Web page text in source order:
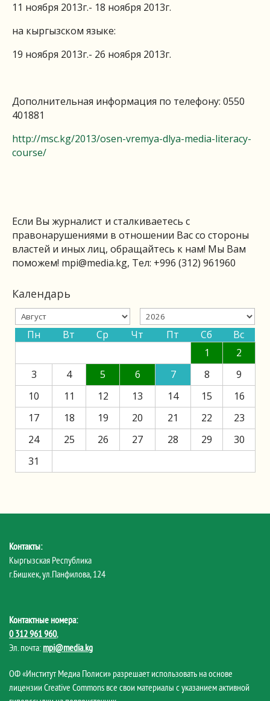
11 ноября 2013г.- 18 ноября 2013г.
на кыргызском языке:
19 ноября 2013г.- 26 ноября 2013г.
Дополнительная информация по телефону: 0550
401881
http://msc.kg/2013/osen-vremya-dlya-media-literacy-
course/
Если Вы журналист и сталкиваетесь с
правонарушениями в отношении Вас со стороны
властей и иных лиц, обращайтесь к нам! Мы Вам
поможем! mpi@media.kg, Тел: +996 (312) 961960
Календарь
Пн Вт Ср Чт Пт Сб
Вс
1
2
3
4 5 6 7 8
9
10
11 12 13 14 15
16
17
18 19 20 21 22
23
24
25 26 27 28 29
30
31
Контакты:
Кыргызская Республика
г.Бишкек, ул.Панфилова, 124
Контактные номера:
0 312 961 960,
Эл. почта: mpi@media.kg
ОФ «Институт Медиа Полиси» разрешает использовать на основе
лицензии Creative Commons все свои материалы с указанием активной